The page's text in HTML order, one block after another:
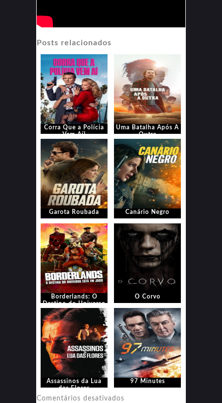
Posts relacionados
Corra Que a Polícia
Vem Aí!
Uma Batalha Após A
Outra
Garota Roubada Canário Negro
Borderlands: O
Destino do Universo
Está em Jogo
O Corvo
Assassinos da Lua
das Flores
97 Minutes
Comentários desativados